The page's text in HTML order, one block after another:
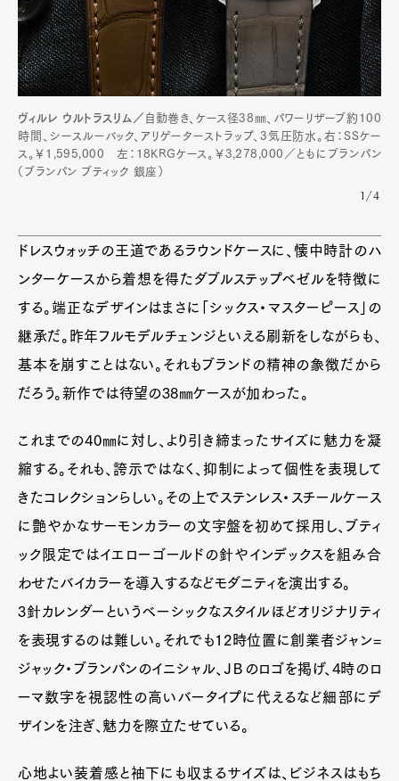
ヴィルレ ウルトラスリム／ 自動巻き、ケース径38㎜、パワーリザーブ約100
時間、シースルーバック、アリゲーターストラップ、3気圧防水。右：SSケー
ス。￥1,595,000 左：18KRGケース。￥3,278,000／ともにブランパン
（ブランパン ブティック 銀座）
1/4
ドレスウォッチの王道であるラウンドケースに、懐中時計のハ
ンターケースから着想を得たダブルステップベゼルを特徴に
する。端正なデザインはまさに「シックス・マスターピース」の
継承だ。昨年フルモデルチェンジといえる刷新をしながらも、
基本を崩すことはない。それもブランドの精神の象徴だから
だろう。新作では待望の38㎜ケースが加わった。
これまでの40㎜に対し、より引き締まったサイズに魅力を凝
縮する。それも、誇示ではなく、抑制によって個性を表現して
きたコレクションらしい。その上でステンレス・スチールケース
に艶やかなサーモンカラーの文字盤を初めて採用し、ブティ
ック限定ではイエローゴールドの針やインデックスを組み合
わせたバイカラーを導入するなどモダニティを演出する。
3針カレンダーというベーシックなスタイルほどオリジナリティ
を表現するのは難しい。それでも12時位置に創業者ジャン=
ジャック・ブランパンのイニシャル、ＪＢのロゴを掲げ、4時のロ
ーマ数字を視認性の高いバータイプに代えるなど細部にデ
ザインを注ぎ、魅力を際立たせている。
心地よい装着感と袖下にも収まるサイズは、ビジネスはもち